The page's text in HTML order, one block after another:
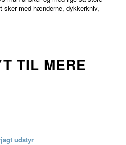
sker med hænderne, dykkerkniv,
TIL MERE
udstyr